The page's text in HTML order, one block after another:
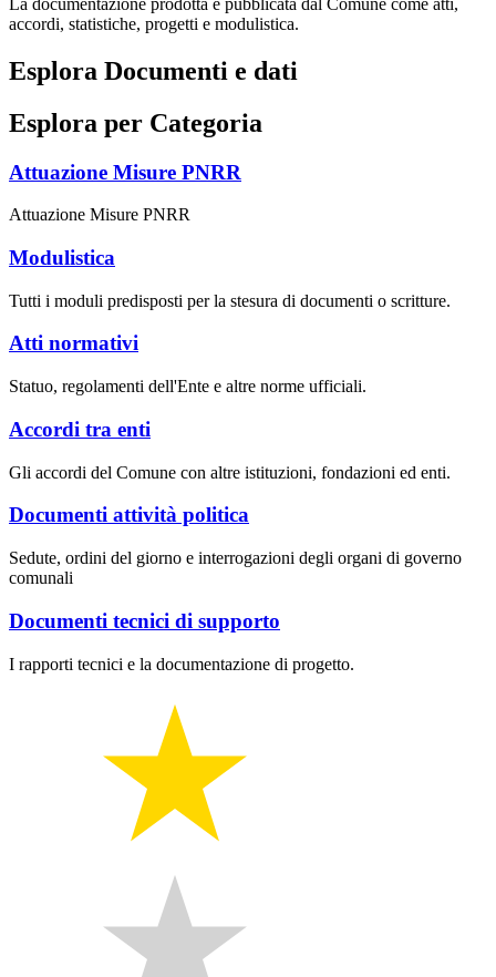
accordi, statistiche, progetti e modulistica.
Esplora Documenti e dati
Esplora per Categoria
Attuazione Misure PNRR
Attuazione Misure PNRR
Modulistica
Tutti i moduli predisposti per la stesura di documenti o scritture.
Atti normativi
Statuo, regolamenti dell'Ente e altre norme ufficiali.
Accordi tra enti
Gli accordi del Comune con altre istituzioni, fondazioni ed enti.
Documenti attività politica
Sedute, ordini del giorno e interrogazioni degli organi di governo
comunali
Documenti tecnici di supporto
I rapporti tecnici e la documentazione di progetto.